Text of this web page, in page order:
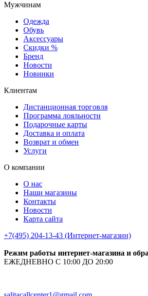
Мужчинам
Одежда
Обувь
Аксессуары
Скидки %
Бренд
Новости
Новинки
Клиентам
Дистанционная торговля
Программа лояльности
Подарочные карты
Доставка и оплата
Возврат и обмен
Услуги
О компании
О нас
Наши магазины
Контакты
Новости
Карта сайта
+7(495) 204-13-43 (Интернет-магазин)
Режим работы интернет-магазина и
ЕЖЕДНЕВНО С 10:00 ДО 20:00